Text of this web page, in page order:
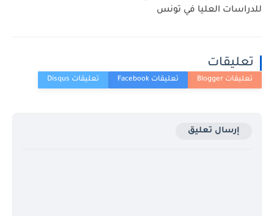
للدراسات العليا في تونس
تعليقات
إرسال تعليق